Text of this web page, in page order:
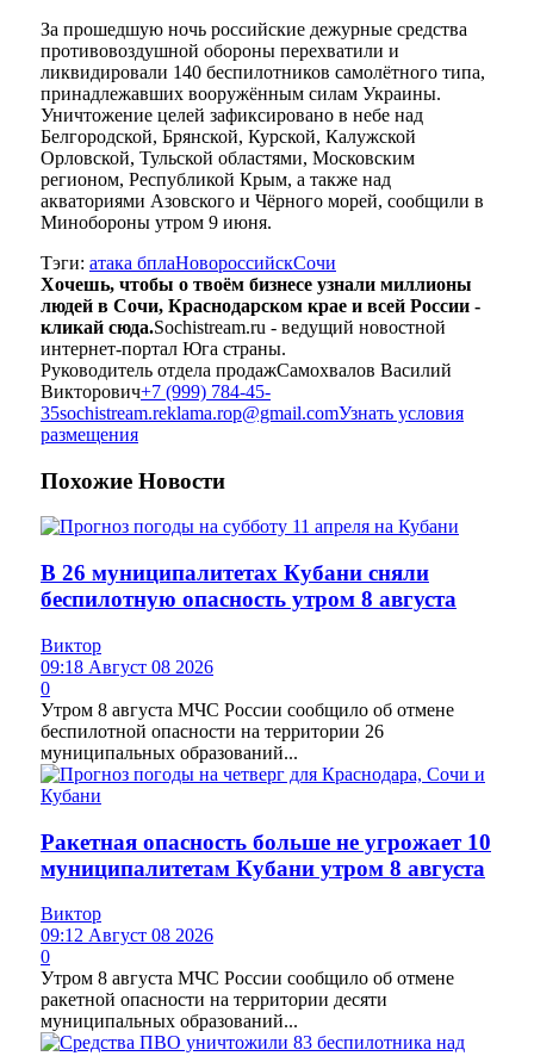
За прошедшую ночь российские дежурные средства
противовоздушной обороны перехватили и
ликвидировали 140 беспилотников самолётного типа,
принадлежавших вооружённым силам Украины.
Уничтожение целей зафиксировано в небе над
Белгородской, Брянской, Курской, Калужской
Орловской, Тульской областями, Московским
регионом, Республикой Крым, а также над
акваториями Азовского и Чёрного морей, сообщили в
Минобороны утром 9 июня.
Тэги: атака бплаНовороссийскСочи
Хочешь, чтобы о твоём бизнесе узнали миллионы
людей в Сочи, Краснодарском крае и всей России -
кликай сюда.Sochistream.ru - ведущий новостной
интернет-портал Юга страны.
Руководитель отдела продажСамохвалов Василий
Викторович+7 (999) 784-45-
35sochistream.reklama.rop@gmail.comУзнать условия
размещения
Похожие Новости
В 26 муниципалитетах Кубани сняли
беспилотную опасность утром 8 августа
Виктор
09:18 Август 08 2026
0
Утром 8 августа МЧС России сообщило об отмене
беспилотной опасности на территории 26
муниципальных образований...
Ракетная опасность больше не угрожает 10
муниципалитетам Кубани утром 8 августа
Виктор
09:12 Август 08 2026
0
Утром 8 августа МЧС России сообщило об отмене
ракетной опасности на территории десяти
муниципальных образований...